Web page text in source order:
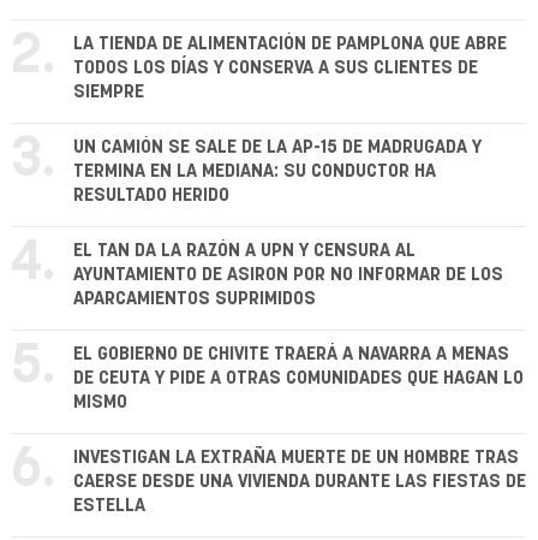
2.
LA TIENDA DE ALIMENTACIÓN DE PAMPLONA QUE ABRE
TODOS LOS DÍAS Y CONSERVA A SUS CLIENTES DE
SIEMPRE
3.
UN CAMIÓN SE SALE DE LA AP-15 DE MADRUGADA Y
TERMINA EN LA MEDIANA: SU CONDUCTOR HA
RESULTADO HERIDO
4.
EL TAN DA LA RAZÓN A UPN Y CENSURA AL
AYUNTAMIENTO DE ASIRON POR NO INFORMAR DE LOS
APARCAMIENTOS SUPRIMIDOS
5.
EL GOBIERNO DE CHIVITE TRAERÁ A NAVARRA A MENAS
DE CEUTA Y PIDE A OTRAS COMUNIDADES QUE HAGAN LO
MISMO
6.
INVESTIGAN LA EXTRAÑA MUERTE DE UN HOMBRE TRAS
CAERSE DESDE UNA VIVIENDA DURANTE LAS FIESTAS DE
ESTELLA